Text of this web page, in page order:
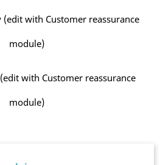
with Customer reassurance
module)
with Customer reassurance
module)